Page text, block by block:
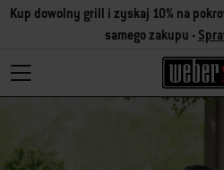
Kup dowolny grill i zyskaj 10% na
samego zakupu -